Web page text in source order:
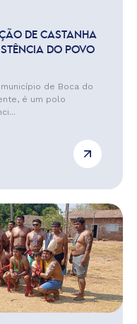
DE CASTANHA
DO POVO
município de Boca do
é um polo